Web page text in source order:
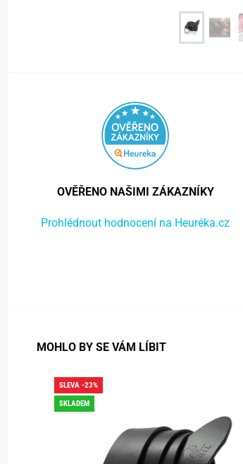
OVĚŘENO NAŠIMI ZÁKAZNÍKY
Prohlédnout hodnocení na Heuréka.cz
MOHLO BY SE VÁM LÍBIT
SLEVA -23%
SKLADEM